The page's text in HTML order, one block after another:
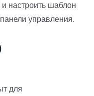
и настроить шаблон
управления.
для